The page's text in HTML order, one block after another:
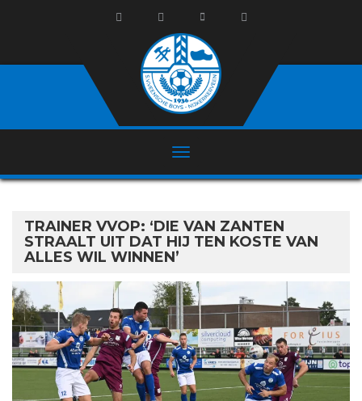
TRAINER VVOP: ‘DIE VAN ZANTEN
STRAALT UIT DAT HIJ TEN KOSTE VAN
ALLES WIL WINNEN’